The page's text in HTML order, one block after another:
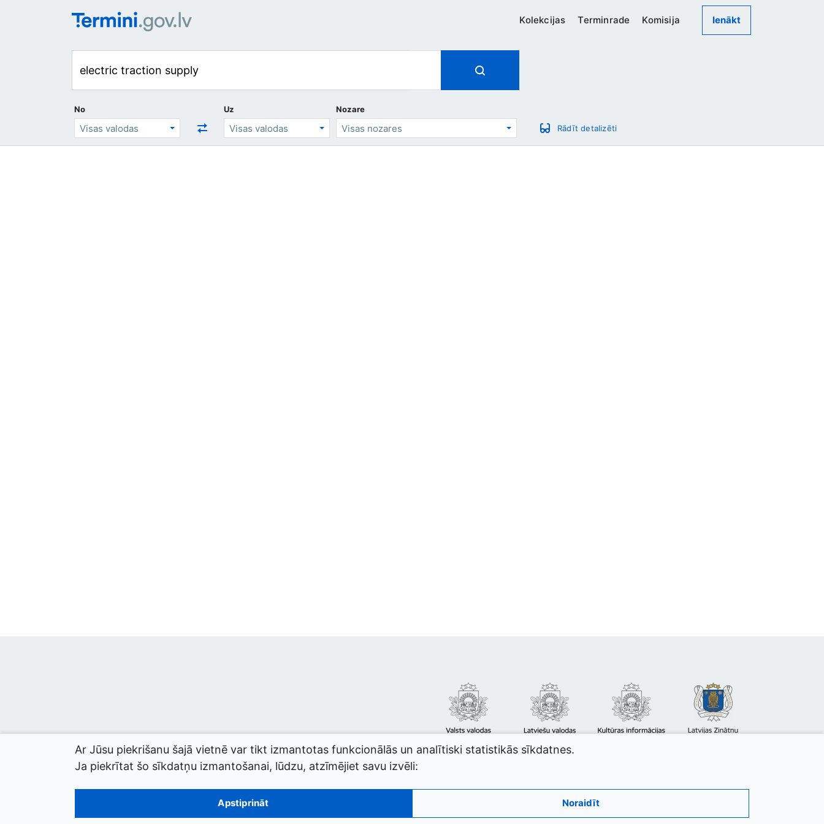
Kolekcijas Terminrade Komisija Ienākt
No Uz
Nozare
Rādīt detalizēti
© 2026 termini.gov.lv. Izstrādātājs:
Ar Jūsu piekrišanu šajā vietnē var tikt izmantotas funkcionālās un analītiski statistikās sīkdatnes.
Ja piekrītat šo sīkdatņu izmantošanai, lūdzu, atzīmējiet savu izvēli:
Apstiprināt Noraidīt